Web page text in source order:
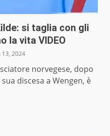
si taglia con gli
la vita VIDEO
13, 2024
norvegese, dopo
discesa a Wengen, è